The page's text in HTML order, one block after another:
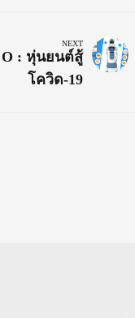
NEXT
: หุ่นยนต์สู้
โควิด-19